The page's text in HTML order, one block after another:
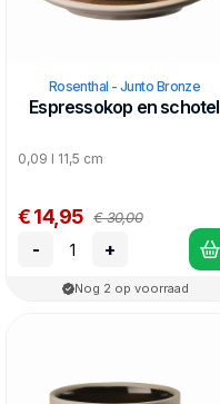
Rosenthal - Junto Bronze
Espressokop en schotel
0,09 l 11,5 cm
€ 14,95 € 30,00
- +
Nog 2 op voorraad